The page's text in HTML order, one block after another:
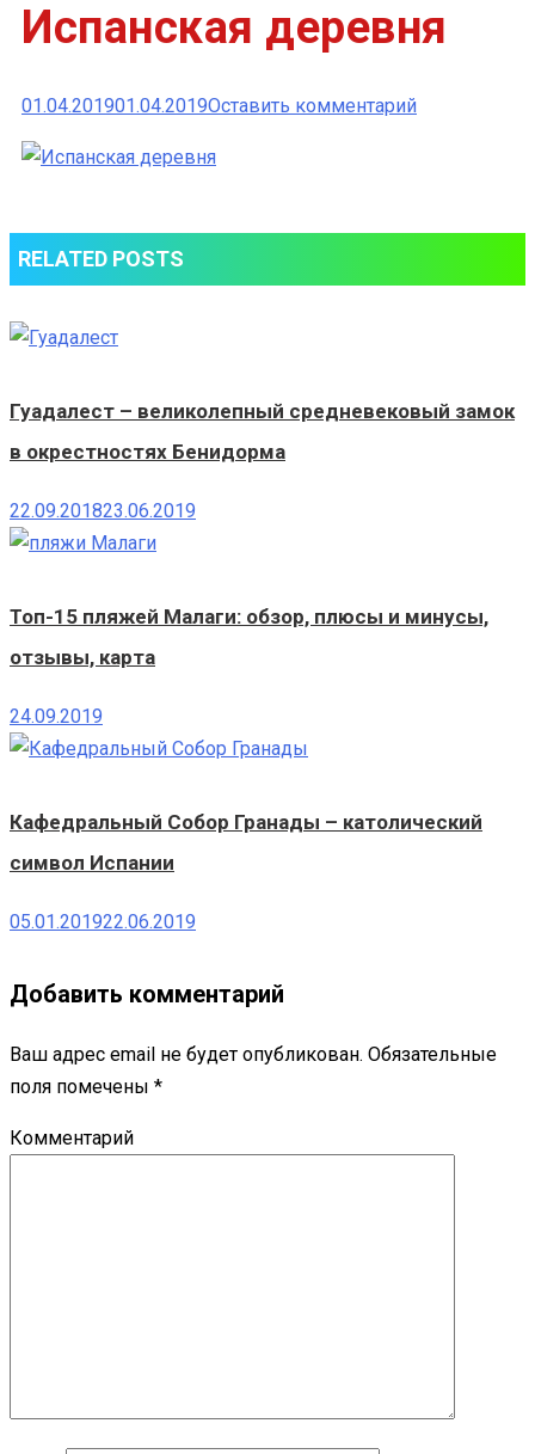
Испанская деревня
01.04.201901.04.2019Оставить комментарийк
RELATED POSTS
Гуадалест – великолепный средневековый замок
в окрестностях Бенидорма
22.09.201823.06.2019
Топ-15 пляжей Малаги: обзор, плюсы и минусы,
отзывы, карта
24.09.2019
Кафедральный Собор Гранады – католический
символ Испании
05.01.201922.06.2019
Добавить комментарий
Ваш адрес email не будет опубликован. Обязательные
поля помечены *
Комментарий